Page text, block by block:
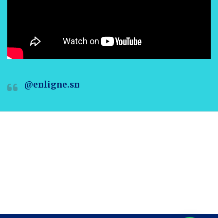
@enligne.sn